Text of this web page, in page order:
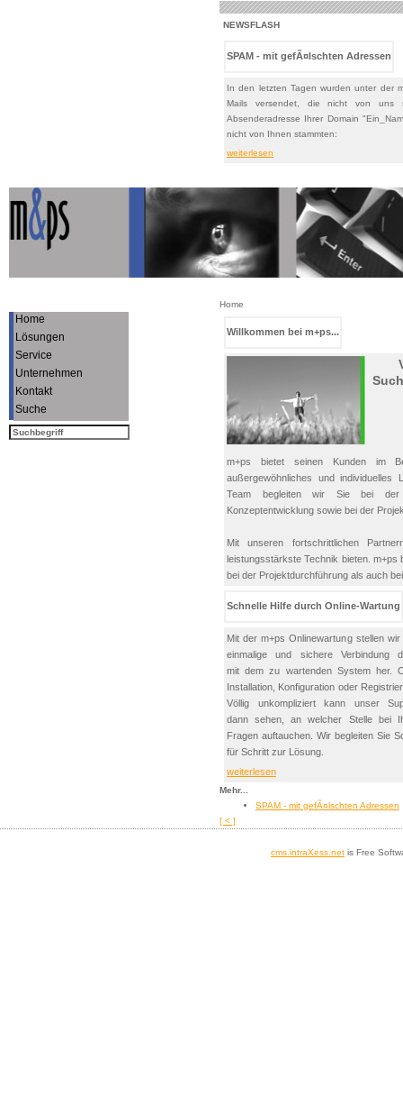
NEWSFLASH
SPAM - mit gefÃ¤lschten Adressen
In den letzten Tagen wurden unter der
Mails versendet, die nicht von uns
Absenderadresse Ihrer Domain
nicht von Ihnen stammten:
weiterlesen
Home
Home
Lösungen
Service
Unternehmen
Kontakt
Suche
Willkommen bei m+ps...
m+ps bietet seinen Kunden im
außergewöhnliches und individuelles
Team begleiten wir Sie bei der
Konzeptentwicklung sowie bei der
Mit unseren fortschrittlichen
leistungsstärkste Technik bieten. m+ps
bei der Projektdurchführung als auch
Schnelle Hilfe durch Online-Wartung
Mit der m+ps Onlinewartung stellen wir
einmalige und sichere Verbindung
mit dem zu wartenden System her.
Installation, Konfiguration oder
Völlig unkompliziert kann unser
dann sehen, an welcher Stelle bei
Fragen auftauchen. Wir begleiten Sie
für Schritt zur Lösung.
weiterlesen
Mehr...
SPAM - mit gefÃ¤lschten Adressen
[ < ]
cms.intraXess.net is Free